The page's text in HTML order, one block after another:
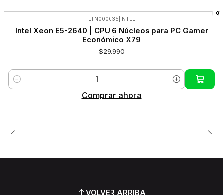
LTN000035 INTEL
Intel Xeon E5-2640 | CPU 6 Núcleos para PC Gamer
Económico X79
$29.990
Cantidad
Comprar ahora
VOLVER ARRIBA